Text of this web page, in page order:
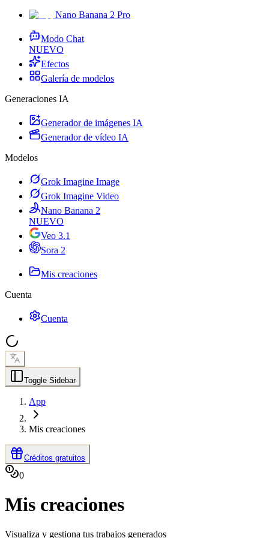
Nano Banana 2 Pro
Modo Chat
NUEVO
Efectos
Galería de modelos
Generaciones IA
Generador de imágenes IA
Generador de vídeo IA
Modelos
Grok Imagine Image
Grok Imagine Video
Nano Banana 2
NUEVO
Veo 3.1
Sora 2
Mis creaciones
Cuenta
Cuenta
Toggle Sidebar
App
Mis creaciones
Créditos gratuitos
0
Mis creaciones
Visualiza y gestiona tus trabajos generados